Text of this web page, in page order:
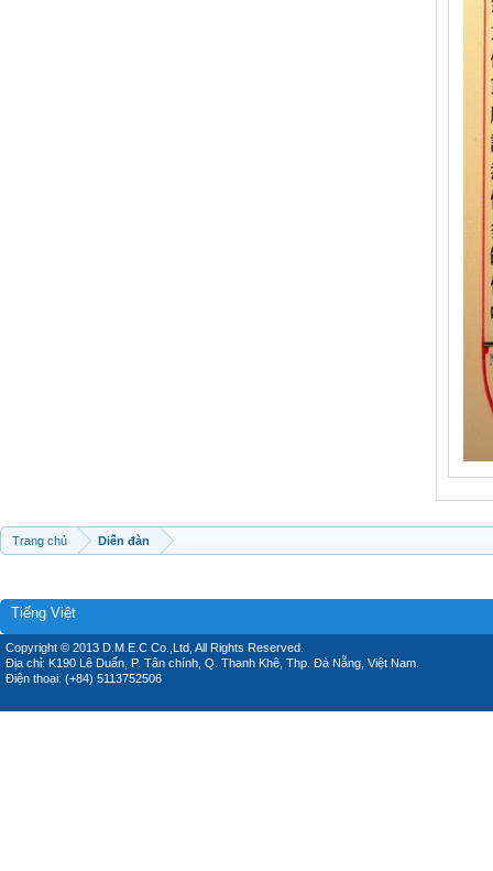
Trang chủ Diễn đàn
Tiếng Việt
Copyright © 2013 D.M.E.C Co.,Ltd, All Rights Reserved.
Địa chỉ: K190 Lê Duẩn, P. Tân chính, Q. Thanh Khê, Thp. Đà Nẵng, Việt Nam.
Điện thoại: (+84) 5113752506